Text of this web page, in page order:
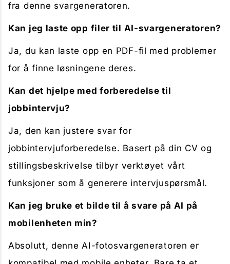
fra denne svargeneratoren.
Kan jeg laste opp filer til AI-svargeneratoren?
Ja, du kan laste opp en PDF-fil med problemer
for å finne løsningene deres.
Kan det hjelpe med forberedelse til
jobbintervju?
Ja, den kan justere svar for
jobbintervjuforberedelse. Basert på din CV og
stillingsbeskrivelse tilbyr verktøyet vårt
funksjoner som å generere intervjuspørsmål.
Kan jeg bruke et bilde til å svare på AI på
mobilenheten min?
Absolutt, denne AI-fotosvargeneratoren er